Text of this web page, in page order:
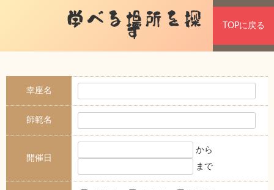
学べる場所を探
す TOPに戻る
幸座名
師範名
開催日
から
まで